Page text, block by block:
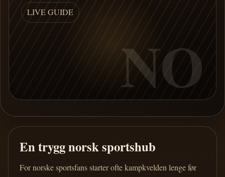
LIVE GUIDE
NO
En trygg norsk sportshub
For norske sportsfans starter ofte kampkvelden lenge før